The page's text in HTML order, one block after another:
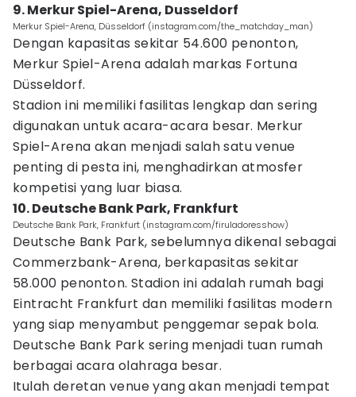
9. Merkur Spiel-Arena, Dusseldorf
Merkur Spiel-Arena, Düsseldorf (instagram.com/the_matchday_man)
Dengan kapasitas sekitar 54.600 penonton,
Merkur Spiel-Arena adalah markas Fortuna
Düsseldorf.
Stadion ini memiliki fasilitas lengkap dan sering
digunakan untuk acara-acara besar. Merkur
Spiel-Arena akan menjadi salah satu venue
penting di pesta ini, menghadirkan atmosfer
kompetisi yang luar biasa.
10. Deutsche Bank Park, Frankfurt
Deutsche Bank Park, Frankfurt (instagram.com/firuladoresshow)
Deutsche Bank Park, sebelumnya dikenal sebagai
Commerzbank-Arena, berkapasitas sekitar
58.000 penonton. Stadion ini adalah rumah bagi
Eintracht Frankfurt dan memiliki fasilitas modern
yang siap menyambut penggemar sepak bola.
Deutsche Bank Park sering menjadi tuan rumah
berbagai acara olahraga besar.
Itulah deretan venue yang akan menjadi tempat